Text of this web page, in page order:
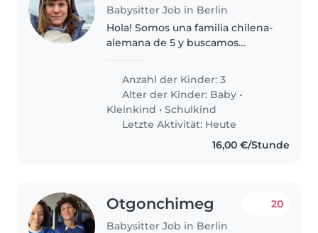
Babysitter Job in Berlin
Hola! Somos una familia chilena-
alemana de 5 y buscamos
mediana quien pronto va a
cumplir 3 años. Estamos
buscando a alguien para ayudar
con su español:..
Anzahl der Kinder: 3
Alter der Kinder: Baby •
Kleinkind •Schulkind
Letzte Aktivität: Heute
16,00 €/Stunde
Otgonchimeg
Babysitter Job in Berlin
20